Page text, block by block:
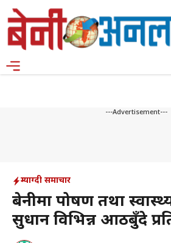
Skip
to
content
---Advertisement---
म्याग्दी समाचार
बेनीमा पोषण तथा
सुधार्न विभिन्न आठबुँदे